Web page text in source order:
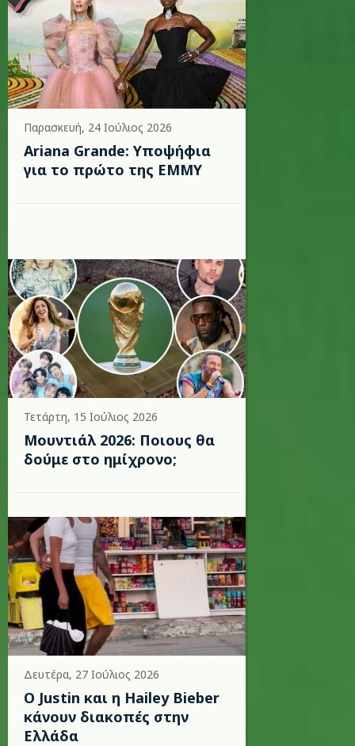
Παρασκευή, 24 Ιούλιος 2026
Ariana Grande: Υποψήφια
για το πρώτο της EMMY
Τετάρτη, 15 Ιούλιος 2026
Μουντιάλ 2026: Ποιους θα
δούμε στο ημίχρονο;
Δευτέρα, 27 Ιούλιος 2026
Ο Justin και η Hailey Bieber
κάνουν διακοπές στην
Ελλάδα